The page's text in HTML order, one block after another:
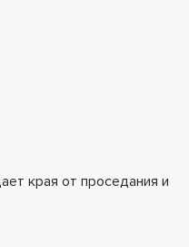
края от проседания и